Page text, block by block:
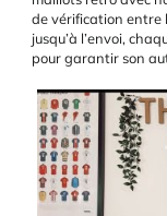
de vérification entre
jusqu’à l’envoi,
pour garantir son